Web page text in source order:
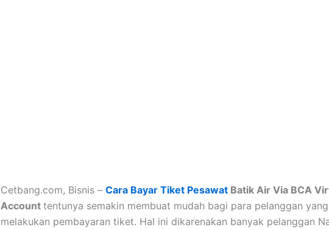
Cetbang.com, Bisnis – Cara Bayar Tiket Pesawat Batik Air Via BCA
Account tentunya semakin membuat mudah bagi para pelanggan
melakukan pembayaran tiket. Hal ini dikarenakan banyak pelanggan